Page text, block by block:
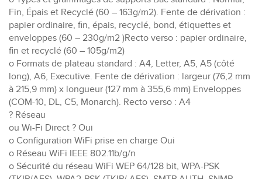
Fin, Épais et Recyclé (60 – 163g/m2). Fente de dérivation :
papier ordinaire, fin, épais, recyclé, bond, étiquettes et
enveloppes (60 – 230g/m2 )Recto verso : papier ordinaire,
fin et recyclé (60 – 105g/m2)
o Formats de plateau standard : A4, Letter, A5, A5 (côté
long), A6, Executive. Fente de dérivation : largeur (76,2 mm
à 215,9 mm) x longueur (127 mm à 355,6 mm) Enveloppes
(COM-10, DL, C5, Monarch). Recto verso : A4
? Réseau
ou Wi-Fi Direct ? Oui
o Configuration WiFi prise en charge Oui
o Réseau WiFi IEEE 802.11b/g/n
o Sécurité du réseau WiFi WEP 64/128 bit, WPA-PSK